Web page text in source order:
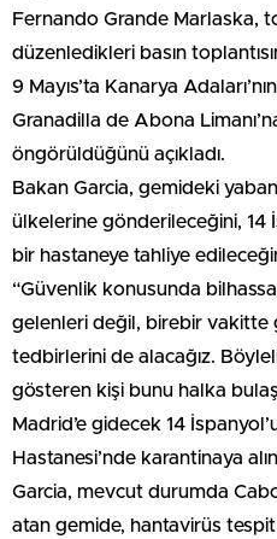
Fernando Grande Marlaska,
düzenledikleri basın
9 Mayıs’ta Kanarya
Granadilla de Abona
öngörüldüğünü açıkladı.
Bakan Garcia, gemideki
ülkelerine gönderileceğini, 14
bir hastaneye tahliye
“Güvenlik konusunda
gelenleri değil, birebir vakitte
tedbirlerini de alacağız.
gösteren kişi bunu halka
Madrid’e gidecek 14
Hastanesi’nde karantinaya
Garcia, mevcut durumda
atan gemide, hantavirüs